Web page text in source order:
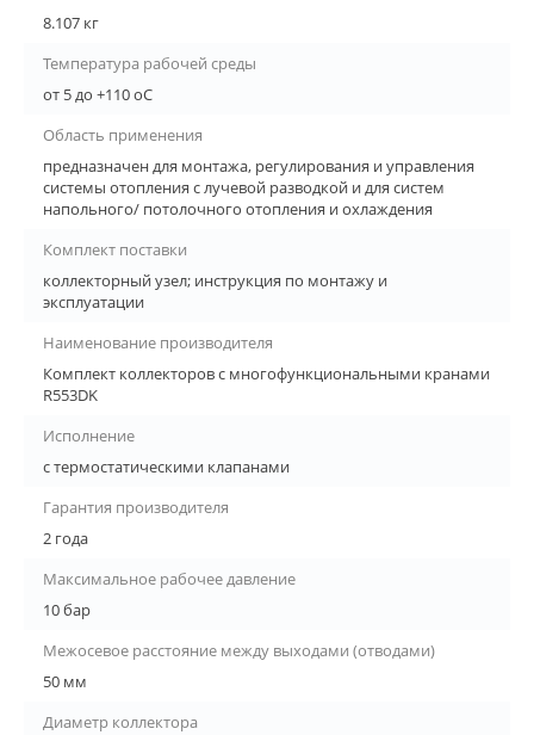
8.107 кг
Температура рабочей среды
от 5 до +110 oC
Область применения
предназначен для монтажа, регулирования и управления
системы отопления с лучевой разводкой и для систем
напольного/ потолочного отопления и охлаждения
Комплект поставки
коллекторный узел; инструкция по монтажу и
эксплуатации
Наименование производителя
Комплект коллекторов с многофункциональными кранами
R553DK
Исполнение
с термостатическими клапанами
Гарантия производителя
2 года
Максимальное рабочее давление
10 бар
Межосевое расстояние между выходами (отводами)
50 мм
Диаметр коллектора